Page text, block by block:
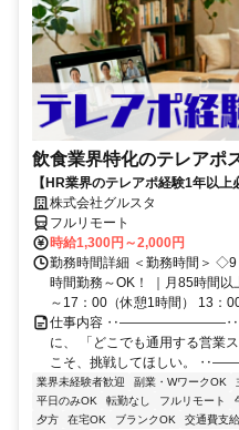
飲食業界特化のテレアポ
【HR業界のテレアポ経験1年以上
株式会社グルスタ
フルリモート
時給1,300円～2,000円
勤務時間詳細 ＜勤務時間＞
時間勤務～OK！ ｜月85時間
～17：00（休憩1時間） 13：
仕事内容 ‥――――――――‥ た
に、 「どこでも通用する営業
こそ、挑戦してほしい。
業界未経験者歓迎 副業・WワークOK
平日のみOK
転勤なし フルリモート
夕方
在宅OK ブランクOK 交通費支給